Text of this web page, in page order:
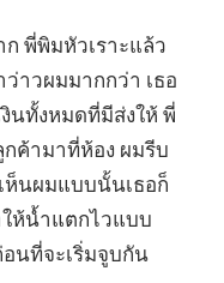
พี่พิมหัวเราะแล้ว
าวผมมากกว่า เธอ
นทั้งหมดที่มีส่งให้ พี่
ค้ามาที่ห้อง ผมรีบ
ห็นผมแบบนั้นเธอก็
ห้น้ำแตกไวแบบ
นที่จะเริ่มจูบกัน